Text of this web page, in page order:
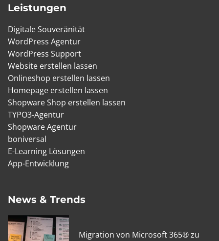
Leistungen
Digitale Souveränität
WordPress Agentur
WordPress Support
Website erstellen lassen
Onlineshop erstellen lassen
Homepage erstellen lassen
Shopware Shop erstellen lassen
TYPO3-Agentur
Shopware Agentur
boniversal
E-Learning Lösungen
App-Entwicklung
News & Trends
Migration von Microsoft 365® zu